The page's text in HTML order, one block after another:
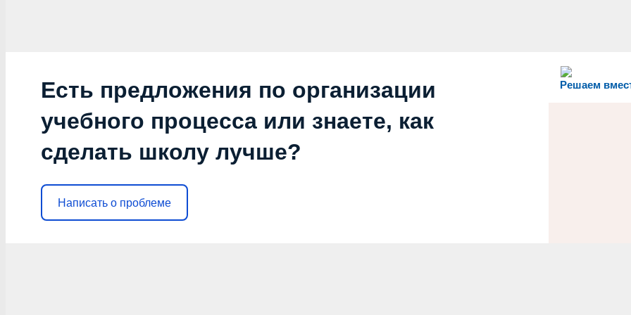
Решаем
Есть предложения по организации
учебного процесса или знаете, как
сделать школу лучше?
Написать о проблеме